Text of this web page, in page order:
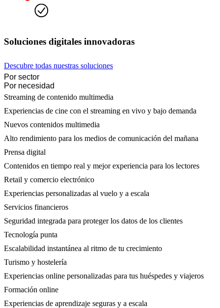
Soluciones digitales innovadoras
Descubre todas nuestras soluciones
Por sector
Por necesidad
Streaming de contenido multimedia
Experiencias de cine con el streaming en vivo y bajo demanda
Nuevos contenidos multimedia
Alto rendimiento para los medios de comunicación del mañana
Prensa digital
Contenidos en tiempo real y mejor experiencia para los lectores
Retail y comercio electrónico
Experiencias personalizadas al vuelo y a escala
Servicios financieros
Seguridad integrada para proteger los datos de los clientes
Tecnología punta
Escalabilidad instantánea al ritmo de tu crecimiento
Turismo y hostelería
Experiencias online personalizadas para tus huéspedes y viajeros
Formación online
Experiencias de aprendizaje seguras y a escala